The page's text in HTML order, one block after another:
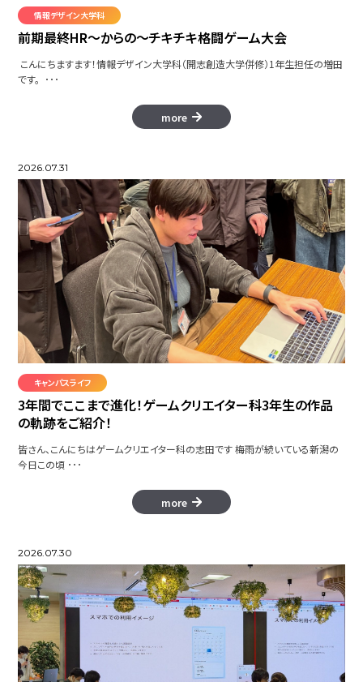
情報デザイン大学科
前期最終HR～からの～チキチキ格闘ゲーム大会
こんにちますます！情報デザイン大学科（開志創造大学併修）1年生担任の増田
です。 ･･･
more
2026.07.31
キャンパスライフ
3年間でここまで進化！ゲームクリエイター科3年生の作品
の軌跡をご紹介！
皆さん、こんにちはゲームクリエイター科の志田です 梅雨が続いている新潟の
今日この頃 ･･･
more
2026.07.30